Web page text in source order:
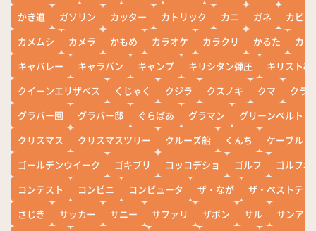
かき道
ガソリン カッター カトリック カニ ガネ
カピバ
カメムシ
カメラ かもめ カラオケ カラクリ かるた
カレ
キャバレー
キャラバン キャンプ キリシタン弾圧
キリスト教
クイーンエリザベス
くじゃく クジラ クスノキ クマ
クラ
グラバー園
グラバー邸 ぐらばあ グラマン
グリーンベルト
クリスマス
クリスマスツリー クルーズ船 くんち
ケーブル
ゴールデンウイーク
ゴキブリ コッコデショ ゴルフ
ゴルフ場
コンテスト
コンビニ コンピュータ ザ・なが
ザ・ベストテン
さじき
サッカー サニー サファリ ザボン サル
サンアイ